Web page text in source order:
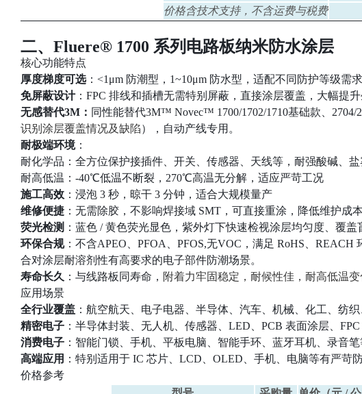
价格含技术支持，不含运费与税费
二、Fluere® 1700 系列电路板纳米防水涂层
核心功能特点
厚度梯度可选：<1μm 防潮型，1~10μm 防水型，适配不同防护等级需求
免屏蔽设计：FPC 排线和插槽无需特别屏蔽，直接涂层覆盖，大幅提
无感替代3M： 同性能替代3M™ Novec™ 1700/1702/1710基础款、2704/
识别涂层覆盖情况及缺陷），自动产线专用。
耐极端环境：
耐化学品：全方位保护接插件、开关、传感器、天线等，耐强酸碱、盐
耐高低温：-40℃低温不断裂，270℃高温无分解，适应严苛工况
施工高效 ：浸泡 3 秒，晾干 3 分钟，适合大规模量产
维修便捷 ：无需除胶，不影响焊接域 SMT，可直接重涂，降低维护成本
荧光检测 ：蓝色 / 黄色荧光显色，紫外灯下快速检视涂层均匀度、覆
环保合规：不含APEO、PFOA、PFOS,无VOC，满足 RoHS、
合对涂层耐溶剂性有高要求的电子部件防潮场景。
寿命长久 ：与线路板同寿命， 附着力牢固稳定，耐候性佳，耐高低温变
应用场景
全行业覆盖 ：航空航天、电子电器、半导体、汽车、机械、化工、纺
精密电子 ：半导体封装、无人机、传感器、LED、PCB 表面涂层、
消费电子 ：智能门锁、手机、平板电脑、智能手环、蓝牙耳机、录音
高端应用 ：特别适用于 IC 芯片、LCD、OLED、手机、电脑等有严苛
价格参考